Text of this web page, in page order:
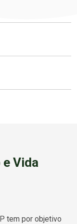
Vida
tem por objetivo